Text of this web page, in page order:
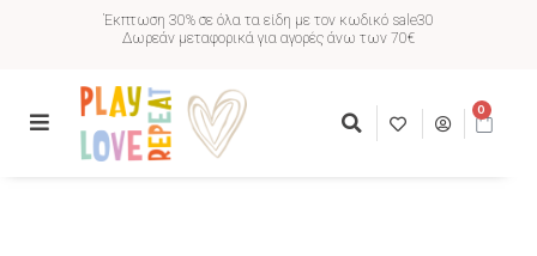
Έκπτωση 30% σε όλα τα είδη με τον κωδικό sale30
Δωρεάν μεταφορικά για αγορές άνω των 70€
0